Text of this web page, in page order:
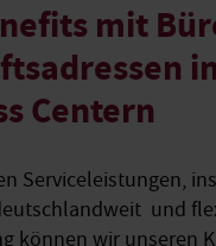
mit
Centern
Serviceleistungen,
und
können wir unseren